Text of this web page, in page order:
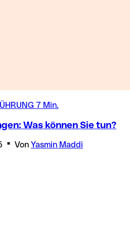
7 Min.
Was können Sie tun?
Von Yasmin Maddi